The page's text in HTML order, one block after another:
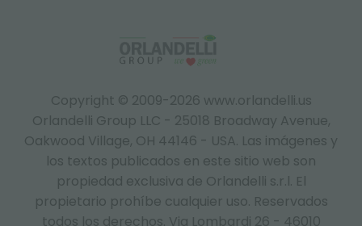
Copyright © 2009-2026 www.orlandelli.us
Orlandelli Group LLC - 25018 Broadway Avenue,
Oakwood Village, OH 44146 - USA. Las imágenes y
los textos publicados en este sitio web son
propiedad exclusiva de Orlandelli s.r.l. El
propietario prohíbe cualquier uso. Reservados
todos los derechos. Via Lombardi 26 - 46010